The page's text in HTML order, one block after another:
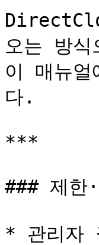
오는 방
이 매뉴
다.
***
### 제
* 관리자